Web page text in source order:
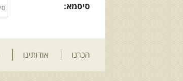
סיסמא:
הכרנו אודותינו